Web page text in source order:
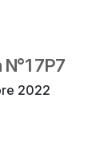
7P7
2022